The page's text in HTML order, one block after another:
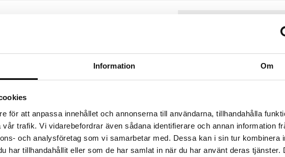
Information Om
för att anpassa innehållet och annonserna till användarna, tillhandahålla
trafik. Vi vidarebefordrar även sådana identifierare och annan information
och analysföretag som vi samarbetar med. Dessa kan i sin tur kombinera
har tillhandahållit eller som de har samlat in när du har använt deras tjänster.
joulukoristelu, sisältäen mm. joulusydämen,
ja lumiukkoja, kun taas vihreät kuuset antavat
luovat joulutunnelmaa koko pöytään ja ne
Christmas Hammershøi -astiaston kanssa.
vaihtoehtona
KL Keittiöpyyhe
Ruudullinen Kierrätetty
KOSTA LINNEWÄFVERI
KL